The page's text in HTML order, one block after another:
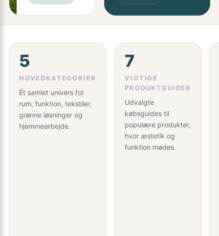
5
HOVEDKATEGORIER
Ét samlet univers for
rum, funktion, tekstiler,
grønne løsninger og
hjemmearbejde.
7
VIGTIGE
PRODUKTGUIDER
Udvalgte
købsguides til
populære produkter,
hvor æstetik og
funktion mødes.